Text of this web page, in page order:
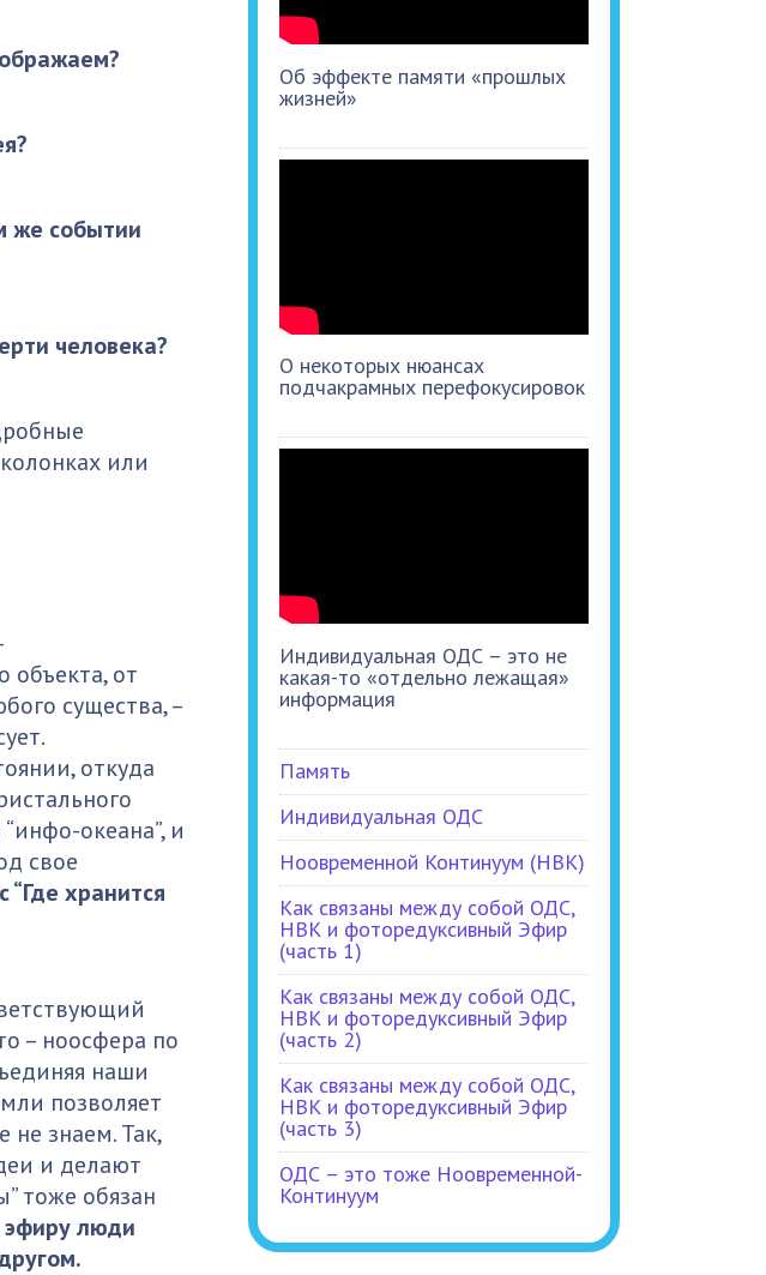
же событии
человека?
или
объекта, от
существа, –
откуда
океана”, и
свое
хранится
– ноосфера по
наши
позволяет
знаем. Так,
и делают
тоже обязан
эфиру люди
Об эффекте памяти «прошлых
жизней»
О некоторых нюансах
подчакрамных перефокусировок
Индивидуальная ОДС – это не
какая-то «отдельно лежащая»
информация
Память
Индивидуальная ОДС
Ноовременной Континуум (НВК)
Как связаны между собой ОДС,
НВК и фоторедуксивный Эфир
(часть 1)
Как связаны между собой ОДС,
НВК и фоторедуксивный Эфир
(часть 2)
Как связаны между собой ОДС,
НВК и фоторедуксивный Эфир
(часть 3)
ОДС – это тоже Ноовременной-
Континуум